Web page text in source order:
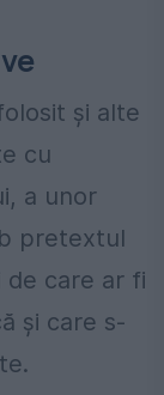
şi alte
cu
a unor
pretextul
de care ar fi
şi care s-